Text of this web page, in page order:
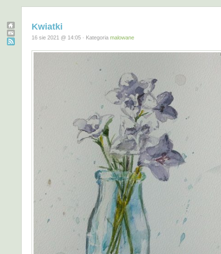
Kwiatki
16 sie 2021 @ 14:05 · Kategoria malowane